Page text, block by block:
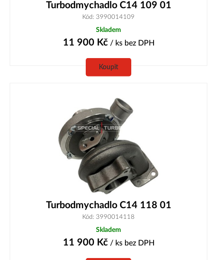
Turbodmychadlo C14 109 01
Kód: 3990014109
Skladem
11 900 Kč/ ks bez DPH
Koupit
Turbodmychadlo C14 118 01
Kód: 3990014118
Skladem
11 900 Kč/ ks bez DPH